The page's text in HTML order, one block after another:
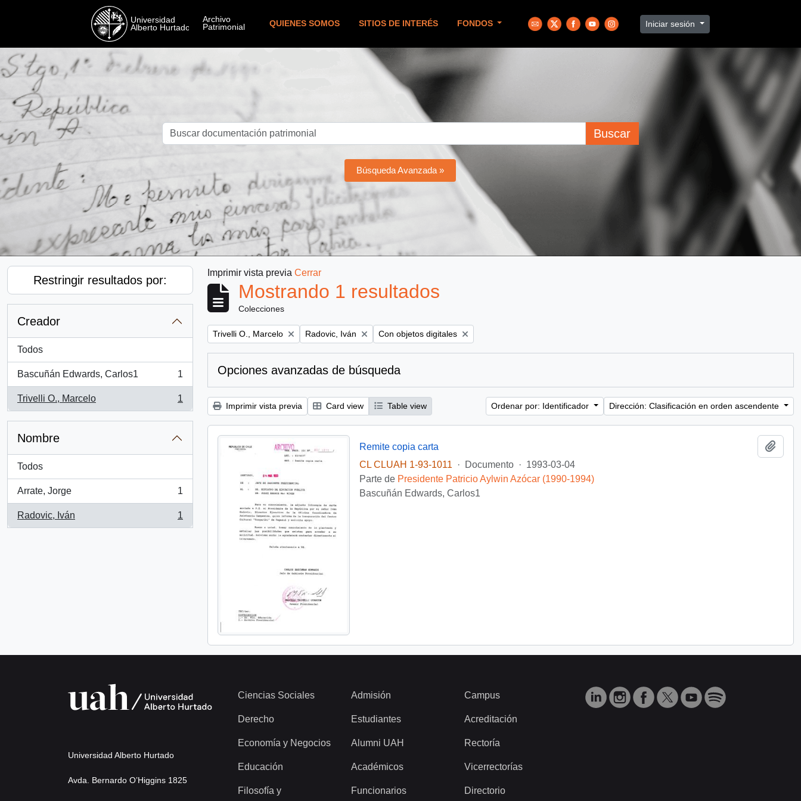
QUIENES SOMOS SITIOS DE INTERÉS FONDOS Iniciar sesión
Buscar
Búsqueda Avanzada »
Restringir resultados por:
Creador
Todos
Bascuñán Edwards, Carlos1
, 1 resultados
1
Trivelli O., Marcelo
, 1 resultados
1
Nombre
Todos
Arrate, Jorge
, 1 resultados
1
Radovic, Iván
, 1 resultados
1
Imprimir vista previa Cerrar
Mostrando 1 resultados
Colecciones
Remove filter:
Trivelli O., Marcelo Remove filter:
Radovic, Iván Remove filter:
Con objetos digitales
Opciones avanzadas de búsqueda
Imprimir vista previa Card view Table view Ordenar por: Identificador Dirección: Clasificación en orden ascendente
Remite copia carta
CL CLUAH 1-93-1011
· Documento · 1993-03-04
Parte de Presidente Patricio Aylwin Azócar (1990-1994)
Bascuñán Edwards, Carlos1
Universidad Alberto Hurtado
Avda. Bernardo O’Higgins 1825
Ciencias Sociales
Derecho
Economía y Negocios
Educación
Filosofía y
Admisión
Estudiantes
Alumni UAH
Académicos
Funcionarios
Campus
Acreditación
Rectoría
Vicerrectorías
Directorio